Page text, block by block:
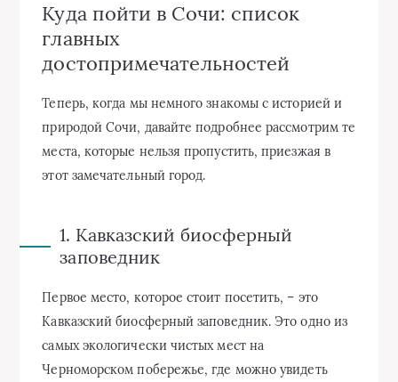
Куда пойти в Сочи: список
главных
достопримечательностей
Теперь, когда мы немного знакомы с историей и
природой Сочи, давайте подробнее рассмотрим те
места, которые нельзя пропустить, приезжая в
этот замечательный город.
1. Кавказский биосферный
заповедник
Первое место, которое стоит посетить, – это
Кавказский биосферный заповедник. Это одно из
самых экологически чистых мест на
Черноморском побережье, где можно увидеть